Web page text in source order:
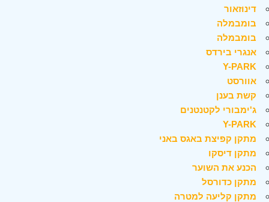
דינוזאור
בומבמלה
בומבמלה
אנגרי בירדס
Y-PARK
אוורסט
קשת בענן
ג'ימבורי לקטנטנים
Y-PARK
מתקן קפיצת באגס באני
מתקן דיסקו
הכנע את השוער
מתקן כדורסל
מתקן קליעה למטרה